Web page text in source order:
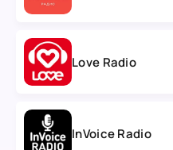
Love Radio
InVoice Radio